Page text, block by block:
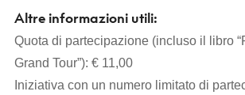
Altre informazioni utili:
Quota di partecipazione (incluso il libro
Grand Tour”): € 11,00
Iniziativa con un numero limitato di